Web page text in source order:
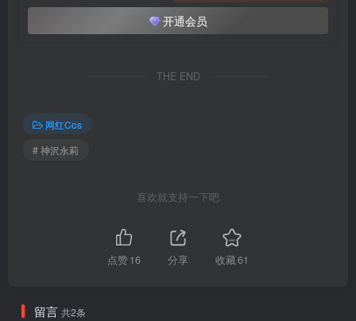
神沢永莉 – NO.030 冬日小兔叽[38P-40.7M]
神沢永莉 – NO.029 请签收小春的礼物90+2送视频[90P-2V-2.76G]
[1.5]
神沢永莉 – NO.028 Suiri圣诞少女[84P-1V-938.2M]
[7.23]
开通会员
THE END
网红Cos
# 神沢永莉
喜欢就支持一下吧
点赞16 分享 收藏61
留言 共2条